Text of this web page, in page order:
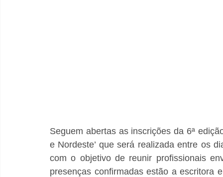
Seguem abertas as inscrições da 6ª
e Nordeste’ que será realizada entre os
com o objetivo de reunir profissionais
presenças confirmadas estão a escritora